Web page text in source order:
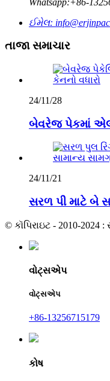
ઈમેલ:
તાજા સમાચાર
24/11/28
બેવરેજ પેકમાં
24/11/21
સરળ પી માટે બે
© કૉપિરાઇટ - 2010-2024 :
વોટ્સએપ
વોટ્સએપ
+86-13256715179
કોષ